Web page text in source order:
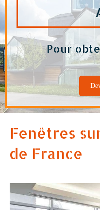
Pour
Fenêtres
de France